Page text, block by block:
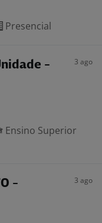
Presencial
-
3 ago
Ensino Superior
-
3 ago